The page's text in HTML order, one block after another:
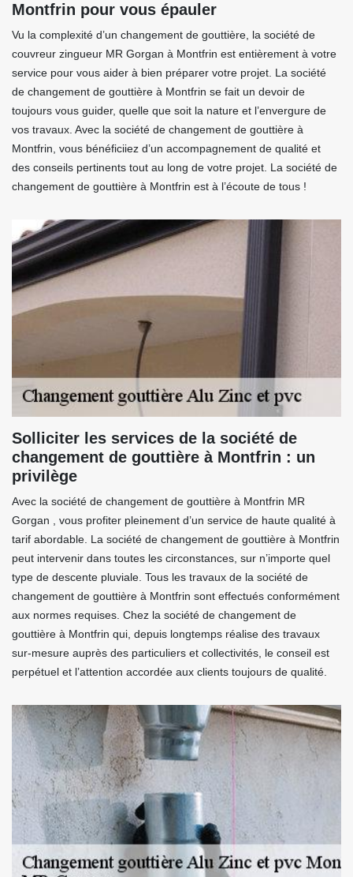
Montfrin pour vous épauler
Vu la complexité d’un changement de gouttière, la société de
couvreur zingueur MR Gorgan à Montfrin est entièrement à votre
service pour vous aider à bien préparer votre projet. La société
de changement de gouttière à Montfrin se fait un devoir de
toujours vous guider, quelle que soit la nature et l’envergure de
vos travaux. Avec la société de changement de gouttière à
Montfrin, vous bénéficiiez d’un accompagnement de qualité et
des conseils pertinents tout au long de votre projet. La société de
changement de gouttière à Montfrin est à l’écoute de tous !
Solliciter les services de la société de
changement de gouttière à Montfrin : un
privilège
Avec la société de changement de gouttière à Montfrin MR
Gorgan , vous profiter pleinement d’un service de haute qualité à
tarif abordable. La société de changement de gouttière à Montfrin
peut intervenir dans toutes les circonstances, sur n’importe quel
type de descente pluviale. Tous les travaux de la société de
changement de gouttière à Montfrin sont effectués conformément
aux normes requises. Chez la société de changement de
gouttière à Montfrin qui, depuis longtemps réalise des travaux
sur-mesure auprès des particuliers et collectivités, le conseil est
perpétuel et l’attention accordée aux clients toujours de qualité.